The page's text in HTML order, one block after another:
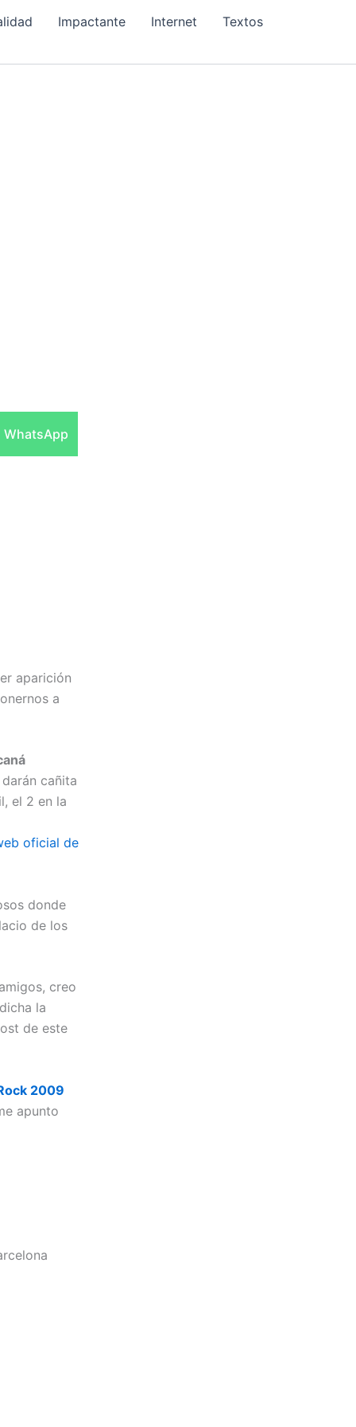
Impactante Internet
Textos
Compartir
WhatsApp
aparición
a
cañita
el 2 en la
oficial de
donde
de los
creo
la
de este
2009
apunto